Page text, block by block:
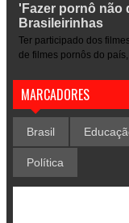
'Fazer pornô não
Brasileirinhas
Ter participado dos
de filmes pornôs do
MARCADORES
Brasil
Política